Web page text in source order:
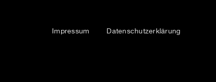
Impressum Datenschutzerklärung